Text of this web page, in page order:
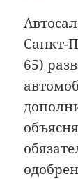
Санкт-
65)